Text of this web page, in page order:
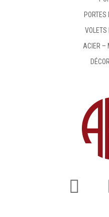
PORTES
VOLETS
ACIER –